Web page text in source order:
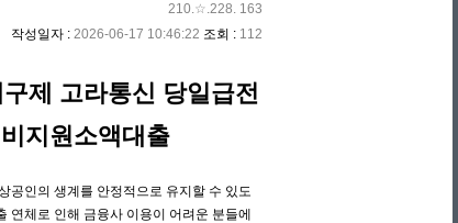
210.☆.228. 163
작성일자 : 2026-06-17 10:46:22 조회 : 112
제 고라통신 당일급전
지원소액대출
공인의 생계를 안정적으로 유지할 수 있도
연체로 인해 금융사 이용이 어려운 분들에